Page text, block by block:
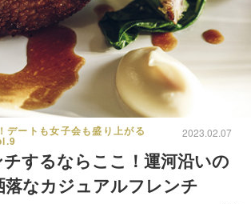
デートも女子会も盛り上がる 2023.02.07
するならここ！運河沿いの
なカジュアルフレンチ